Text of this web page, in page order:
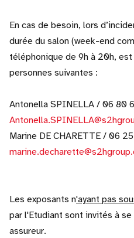
En cas de besoin, lors
durée du salon (week-end
téléphonique de 9h à 20h,
personnes suivantes :
Antonella SPINELLA / 06 80
Marine DE CHARETTE / 06
Les exposants n'ayant pas
par l'Etudiant sont invités à
assureur.